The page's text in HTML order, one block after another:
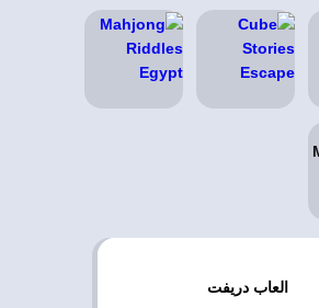
العاب دريفت